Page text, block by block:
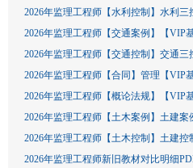
2026年监理工程师【水利控制】水利三
2026年监理工程师【交通案例】【VIP
2026年监理工程师【交通控制】交通三
2026年监理工程师【合同】管理【VIP
2026年监理工程师【概论法规】【VIP
2026年监理工程师【土木案例】土建案
2026年监理工程师【土木控制】土建控
2026年监理工程师新旧教材对比明细